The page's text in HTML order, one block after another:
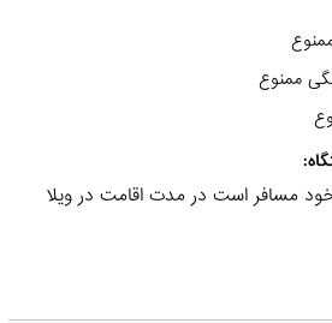
ممنوع
خود مسافر است در مدت اقامت در ویلا